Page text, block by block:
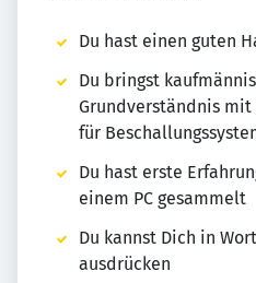
Du hast einen guten
Du bringst
Grundverständnis
für
Du hast erste
einem PC gesammelt
Du kannst Dich in
ausdrücken